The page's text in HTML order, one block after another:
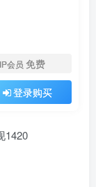
会员 免费
登录购买